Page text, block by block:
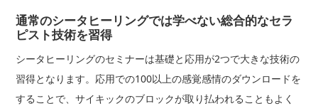
通常のシータヒーリングでは学べない総合的なセラ
ピスト技術を習得
シータヒーリングのセミナーは基礎と応用が2つで大きな技術の
習得となります。応用での100以上の感覚感情のダウンロードを
することで、サイキックのブロックが取り払われることもよく